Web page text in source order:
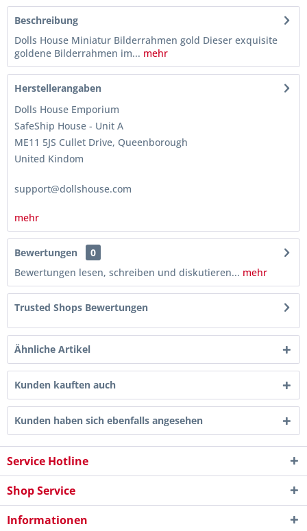
Beschreibung
Dolls House Miniatur Bilderrahmen gold Dieser exquisite
goldene Bilderrahmen im... mehr
Herstellerangaben
Dolls House Emporium
SafeShip House - Unit A
ME11 5JS Cullet Drive, Queenborough
United Kindom
support@dollshouse.com
mehr
Bewertungen
0
Bewertungen lesen, schreiben und diskutieren... mehr
Trusted Shops Bewertungen
Ähnliche Artikel
Kunden kauften auch
Kunden haben sich ebenfalls angesehen
Service Hotline
Shop Service
Informationen